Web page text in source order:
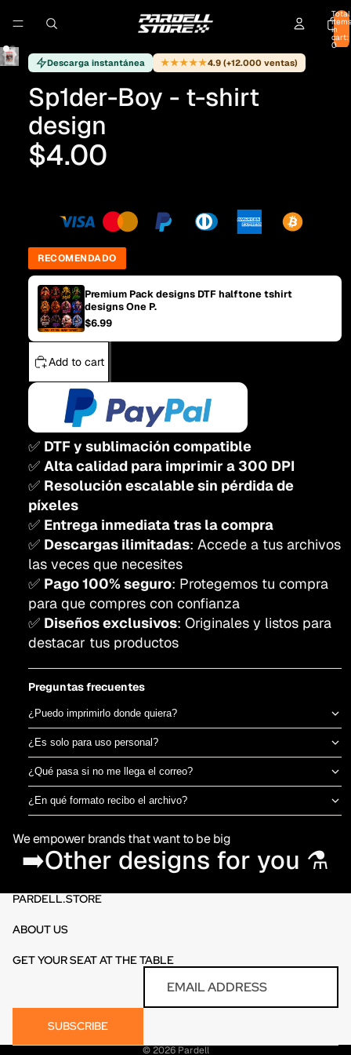
Total
items
in
cart:
0
Descarga instantánea ★★★★★4.9 (+12.000 ventas)
Sp1der-Boy - t-shirt
design
$4.00
RECOMENDADO
Premium Pack designs DTF halftone tshirt
designs One P.
$6.99
Add to cart
✅ DTF y sublimación compatible
✅ Alta calidad para imprimir a 300 DPI
✅ Resolución escalable sin pérdida de
píxeles
✅ Entrega inmediata tras la compra
✅ Descargas ilimitadas: Accede a tus archivos
las veces que necesites
✅ Pago 100% seguro: Protegemos tu compra
para que compres con confianza
✅ Diseños exclusivos: Originales y listos para
destacar tus productos
Preguntas frecuentes
¿Puedo imprimirlo donde quiera?
Sí, el archivo es tuyo para imprimir en el taller de DTF o sublimación
que prefieras. No estamos ligados a una imprenta específica.
¿Es solo para uso personal?
Puedes usarlo para camisetas propias o para vender productos
físicos ya impresos. No está permitido revender o redistribuir el
archivo digital en sí.
¿Qué pasa si no me llega el correo?
Revisa spam o promociones primero. Si aún así no aparece en 30
minutos, escríbenos por el chat de la tienda y te lo reenviamos al
¿En qué formato recibo el archivo?
directamente en DTF o sublimación.
We empower brands that want to be big
➡️Other designs for you ⚗️
PARDELL.STORE
ABOUT US
GET YOUR SEAT AT THE TABLE
SUBSCRIBE
© 2026 Pardell
Refund policy
Terms of service
Contact information